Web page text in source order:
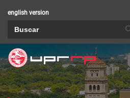
english version